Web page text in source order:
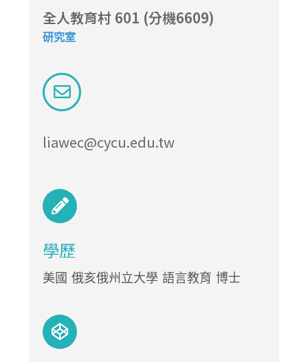
全人教育村 601 (分機6609)
研究室
liawec@cycu.edu.tw
學歷
美國 俄亥俄州立大學 語言教育 博士